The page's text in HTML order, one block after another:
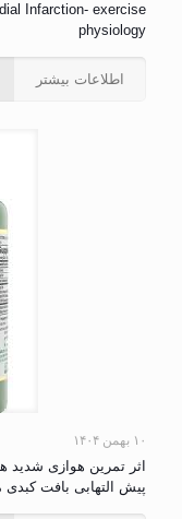
Infarction- exercise
physiology
اطلاعات بیشتر
۱۰ بهمن ۱۴۰۴
پیش التهابی بافت